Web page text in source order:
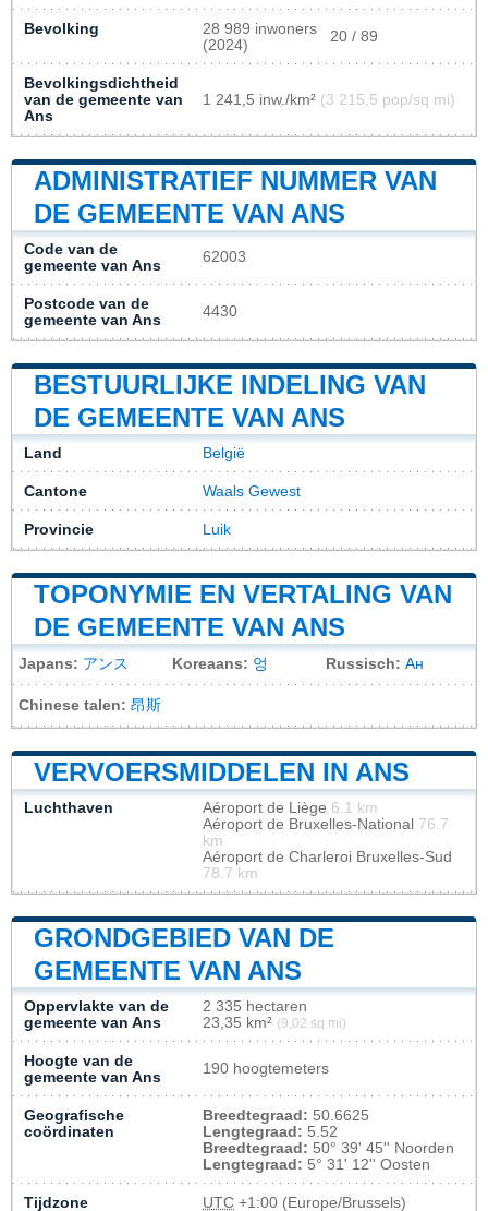
Bevolking
28 989 inwoners
(2024)
20 / 89
Bevolkingsdichtheid
van de gemeente van
Ans
1 241,5 inw./km² (3 215,5 pop/sq mi)
ADMINISTRATIEF NUMMER VAN
DE GEMEENTE VAN ANS
Code van de
gemeente van Ans
62003
Postcode van de
gemeente van Ans
4430
BESTUURLIJKE INDELING VAN
DE GEMEENTE VAN ANS
Land België
Cantone Waals Gewest
Provincie Luik
TOPONYMIE EN VERTALING VAN
DE GEMEENTE VAN ANS
Japans: アンス Koreaans: 엉 Russisch: Ан
Chinese talen: 昂斯
VERVOERSMIDDELEN IN ANS
Luchthaven Aéroport de Liège 6.1 km
Aéroport de Bruxelles-National 76.7
km
Aéroport de Charleroi Bruxelles-Sud
78.7 km
GRONDGEBIED VAN DE
GEMEENTE VAN ANS
Oppervlakte van de
gemeente van Ans
2 335 hectaren
23,35 km² (9,02 sq mi)
Hoogte van de
gemeente van Ans
190 hoogtemeters
Geografische
coördinaten
Breedtegraad: 50.6625
Lengtegraad: 5.52
Breedtegraad: 50° 39' 45'' Noorden
Lengtegraad: 5° 31' 12'' Oosten
Tijdzone UTC +1:00 (Europe/Brussels)